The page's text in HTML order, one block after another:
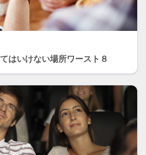
はいけない場所ワースト８